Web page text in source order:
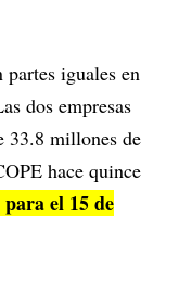
iguales en
dos empresas
33.8 millones de
hace quince
el 15 de